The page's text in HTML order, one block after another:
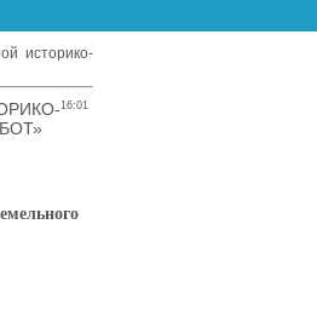
историко-
16:01